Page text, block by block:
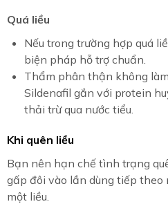
Quá liều
Nếu trong trường hợp quá
biện pháp hỗ trợ chuẩn.
Thẩm phân thận không
Sildenafil gắn với protein
thải trừ qua nước tiểu.
Khi quên liều
Bạn nên hạn chế tình trạng
gấp đôi vào lần dùng tiếp theo
một liều.